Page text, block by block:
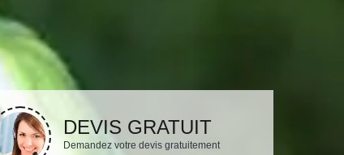
DEVIS GRATUIT
Demandez votre devis gratuitement